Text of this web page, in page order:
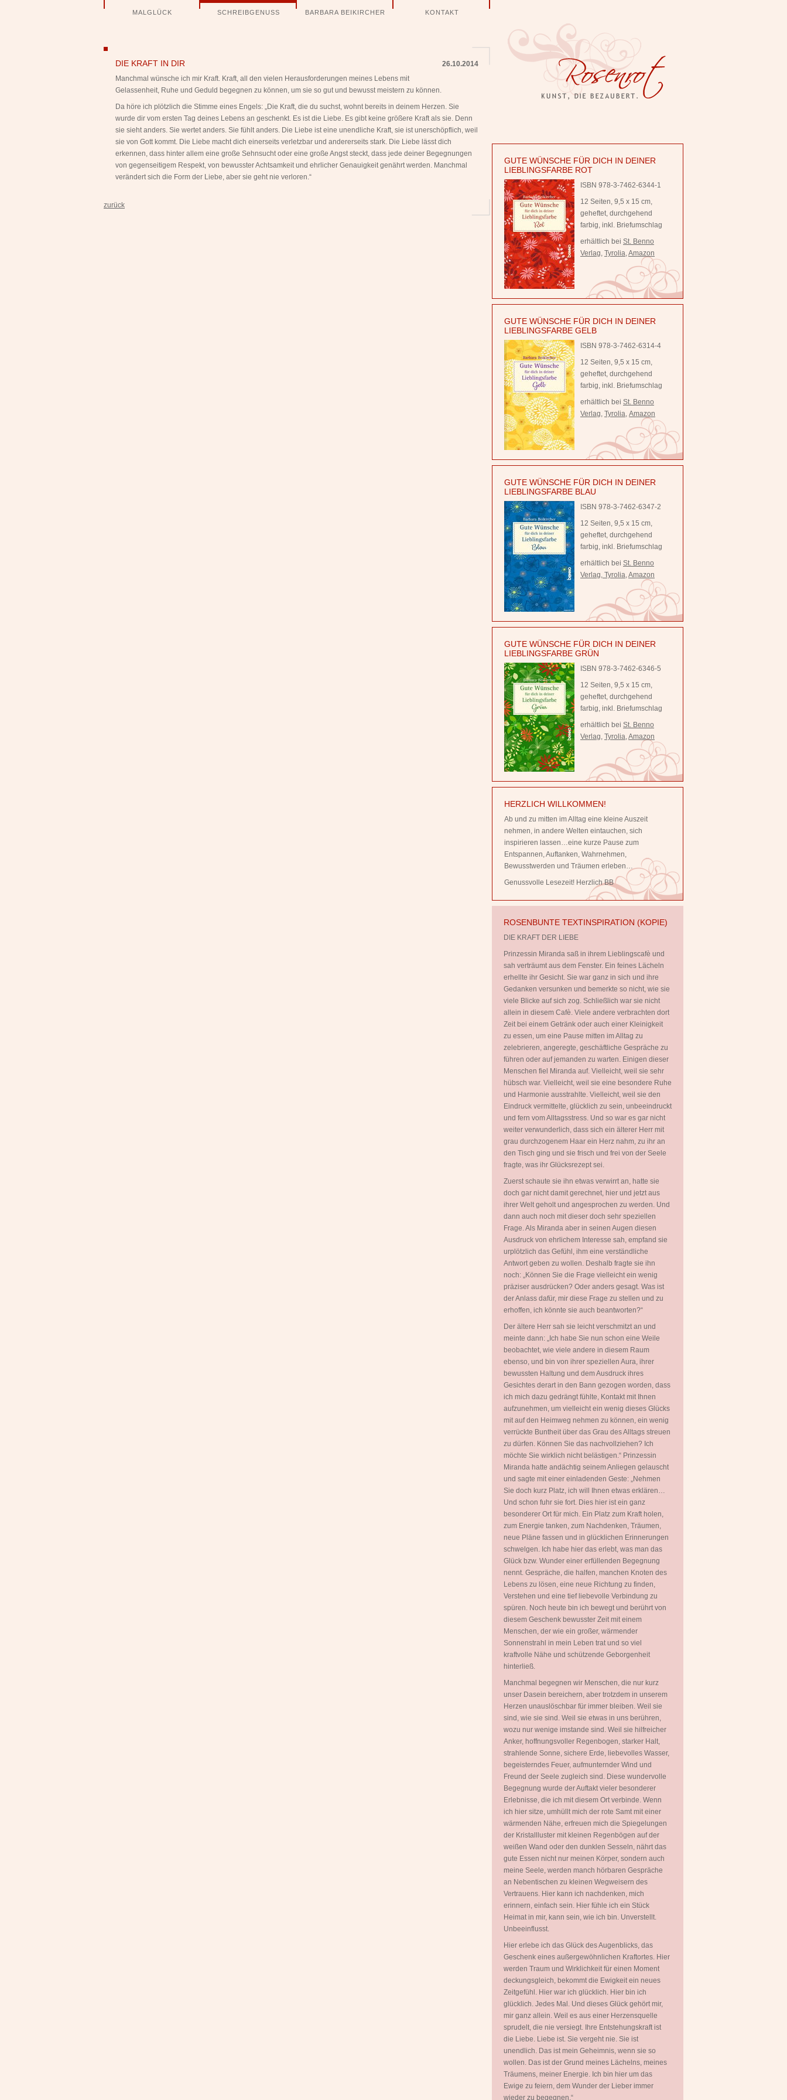
überspringenMALGLÜCK SCHREIBGENUSS BARBARA BEIKIRCHER KONTAKT
DIE KRAFT IN DIR
26.10.2014
Manchmal wünsche ich mir Kraft. Kraft, all den vielen Herausforderungen meines Lebens mit
Gelassenheit, Ruhe und Geduld begegnen zu können, um sie so gut und bewusst meistern zu können.
Da höre ich plötzlich die Stimme eines Engels: „Die Kraft, die du suchst, wohnt bereits in deinem Herzen. Sie
wurde dir vom ersten Tag deines Lebens an geschenkt. Es ist die Liebe. Es gibt keine größere Kraft als sie. Denn
sie sieht anders. Sie wertet anders. Sie fühlt anders. Die Liebe ist eine unendliche Kraft, sie ist unerschöpflich, weil
sie von Gott kommt. Die Liebe macht dich einerseits verletzbar und andererseits stark. Die Liebe lässt dich
erkennen, dass hinter allem eine große Sehnsucht oder eine große Angst steckt, dass jede deiner Begegnungen
von gegenseitigem Respekt, von bewusster Achtsamkeit und ehrlicher Genauigkeit genährt werden. Manchmal
verändert sich die Form der Liebe, aber sie geht nie verloren.“
zurück
GUTE WÜNSCHE FÜR DICH IN DEINER
LIEBLINGSFARBE ROT
ISBN 978-3-7462-6344-1
12 Seiten, 9,5 x 15 cm,
geheftet, durchgehend
farbig, inkl. Briefumschlag
erhältlich bei St. Benno
Verlag, Tyrolia,Amazon
GUTE WÜNSCHE FÜR DICH IN DEINER
LIEBLINGSFARBE GELB
ISBN 978-3-7462-6314-4
12 Seiten, 9,5 x 15 cm,
geheftet, durchgehend
farbig, inkl. Briefumschlag
erhältlich bei St. Benno
Verlag, Tyrolia, Amazon
GUTE WÜNSCHE FÜR DICH IN DEINER
LIEBLINGSFARBE BLAU
ISBN 978-3-7462-6347-2
12 Seiten, 9,5 x 15 cm,
geheftet, durchgehend
farbig, inkl. Briefumschlag
erhältlich bei St. Benno
Verlag, Tyrolia,Amazon
GUTE WÜNSCHE FÜR DICH IN DEINER
LIEBLINGSFARBE GRÜN
ISBN 978-3-7462-6346-5
12 Seiten, 9,5 x 15 cm,
geheftet, durchgehend
farbig, inkl. Briefumschlag
erhältlich bei St. Benno
Verlag, Tyrolia,Amazon
HERZLICH WILLKOMMEN!
Ab und zu mitten im Alltag eine kleine Auszeit
nehmen, in andere Welten eintauchen, sich
inspirieren lassen…eine kurze Pause zum
Entspannen, Auftanken, Wahrnehmen,
Bewusstwerden und Träumen erleben…
Genussvolle Lesezeit! Herzlich BB
ROSENBUNTE TEXTINSPIRATION (KOPIE)
DIE KRAFT DER LIEBE
Prinzessin Miranda saß in ihrem Lieblingscafè und
sah verträumt aus dem Fenster. Ein feines Lächeln
erhellte ihr Gesicht. Sie war ganz in sich und ihre
Gedanken versunken und bemerkte so nicht, wie sie
viele Blicke auf sich zog. Schließlich war sie nicht
allein in diesem Cafè. Viele andere verbrachten dort
Zeit bei einem Getränk oder auch einer Kleinigkeit
zu essen, um eine Pause mitten im Alltag zu
zelebrieren, angeregte, geschäftliche Gespräche zu
führen oder auf jemanden zu warten. Einigen dieser
Menschen fiel Miranda auf. Vielleicht, weil sie sehr
hübsch war. Vielleicht, weil sie eine besondere Ruhe
und Harmonie ausstrahlte. Vielleicht, weil sie den
Eindruck vermittelte, glücklich zu sein, unbeeindruckt
und fern vom Alltagsstress. Und so war es gar nicht
weiter verwunderlich, dass sich ein älterer Herr mit
grau durchzogenem Haar ein Herz nahm, zu ihr an
den Tisch ging und sie frisch und frei von der Seele
fragte, was ihr Glücksrezept sei.
Zuerst schaute sie ihn etwas verwirrt an, hatte sie
doch gar nicht damit gerechnet, hier und jetzt aus
ihrer Welt geholt und angesprochen zu werden. Und
dann auch noch mit dieser doch sehr speziellen
Frage. Als Miranda aber in seinen Augen diesen
Ausdruck von ehrlichem Interesse sah, empfand sie
urplötzlich das Gefühl, ihm eine verständliche
Antwort geben zu wollen. Deshalb fragte sie ihn
noch: „Können Sie die Frage vielleicht ein wenig
präziser ausdrücken? Oder anders gesagt. Was ist
der Anlass dafür, mir diese Frage zu stellen und zu
erhoffen, ich könnte sie auch beantworten?“
Der ältere Herr sah sie leicht verschmitzt an und
meinte dann: „Ich habe Sie nun schon eine Weile
beobachtet, wie viele andere in diesem Raum
ebenso, und bin von ihrer speziellen Aura, ihrer
bewussten Haltung und dem Ausdruck ihres
Gesichtes derart in den Bann gezogen worden, dass
ich mich dazu gedrängt fühlte, Kontakt mit Ihnen
aufzunehmen, um vielleicht ein wenig dieses Glücks
mit auf den Heimweg nehmen zu können, ein wenig
verrückte Buntheit über das Grau des Alltags streuen
zu dürfen. Können Sie das nachvollziehen? Ich
möchte Sie wirklich nicht belästigen.“ Prinzessin
Miranda hatte andächtig seinem Anliegen gelauscht
und sagte mit einer einladenden Geste: „Nehmen
Sie doch kurz Platz, ich will Ihnen etwas erklären…
Und schon fuhr sie fort. Dies hier ist ein ganz
besonderer Ort für mich. Ein Platz zum Kraft holen,
zum Energie tanken, zum Nachdenken, Träumen,
neue Pläne fassen und in glücklichen Erinnerungen
schwelgen. Ich habe hier das erlebt, was man das
Glück bzw. Wunder einer erfüllenden Begegnung
nennt. Gespräche, die halfen, manchen Knoten des
Lebens zu lösen, eine neue Richtung zu finden,
Verstehen und eine tief liebevolle Verbindung zu
spüren. Noch heute bin ich bewegt und berührt von
diesem Geschenk bewusster Zeit mit einem
Menschen, der wie ein großer, wärmender
Sonnenstrahl in mein Leben trat und so viel
kraftvolle Nähe und schützende Geborgenheit
hinterließ.
Manchmal begegnen wir Menschen, die nur kurz
unser Dasein bereichern, aber trotzdem in unserem
Herzen unauslöschbar für immer bleiben. Weil sie
sind, wie sie sind. Weil sie etwas in uns berühren,
wozu nur wenige imstande sind. Weil sie hilfreicher
Anker, hoffnungsvoller Regenbogen, starker Halt,
strahlende Sonne, sichere Erde, liebevolles Wasser,
begeisterndes Feuer, aufmunternder Wind und
Freund der Seele zugleich sind. Diese wundervolle
Begegnung wurde der Auftakt vieler besonderer
Erlebnisse, die ich mit diesem Ort verbinde. Wenn
ich hier sitze, umhüllt mich der rote Samt mit einer
wärmenden Nähe, erfreuen mich die Spiegelungen
der Kristallluster mit kleinen Regenbögen auf der
weißen Wand oder den dunklen Sesseln, nährt das
gute Essen nicht nur meinen Körper, sondern auch
meine Seele, werden manch hörbaren Gespräche
an Nebentischen zu kleinen Wegweisern des
Vertrauens. Hier kann ich nachdenken, mich
erinnern, einfach sein. Hier fühle ich ein Stück
Heimat in mir, kann sein, wie ich bin. Unverstellt.
Unbeeinflusst.
Hier erlebe ich das Glück des Augenblicks, das
Geschenk eines außergewöhnlichen Kraftortes. Hier
werden Traum und Wirklichkeit für einen Moment
deckungsgleich, bekommt die Ewigkeit ein neues
Zeitgefühl. Hier war ich glücklich. Hier bin ich
glücklich. Jedes Mal. Und dieses Glück gehört mir,
mir ganz allein. Weil es aus einer Herzensquelle
sprudelt, die nie versiegt. Ihre Entstehungskraft ist
die Liebe. Liebe ist. Sie vergeht nie. Sie ist
unendlich. Das ist mein Geheimnis, wenn sie so
wollen. Das ist der Grund meines Lächelns, meines
Träumens, meiner Energie. Ich bin hier um das
Ewige zu feiern, dem Wunder der Lieber immer
wieder zu begegnen.“